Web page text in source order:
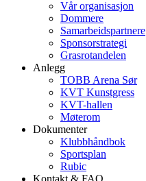
Vår organisasjon
Dommere
Samarbeidspartnere
Sponsorstrategi
Grasrotandelen
Anlegg
TOBB Arena Sør
KVT Kunstgress
KVT-hallen
Møterom
Dokumenter
Klubbhåndbok
Sportsplan
Rubic
Kontakt & FAQ